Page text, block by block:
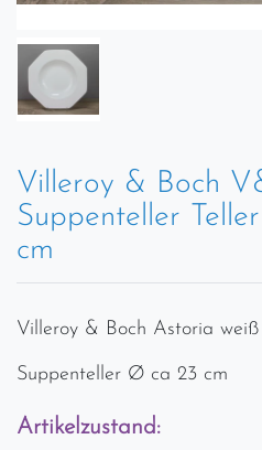
Villeroy & Boch
Suppenteller
cm
Villeroy & Boch Astoria weiß
Suppenteller Ø ca 23 cm
Artikelzustand: